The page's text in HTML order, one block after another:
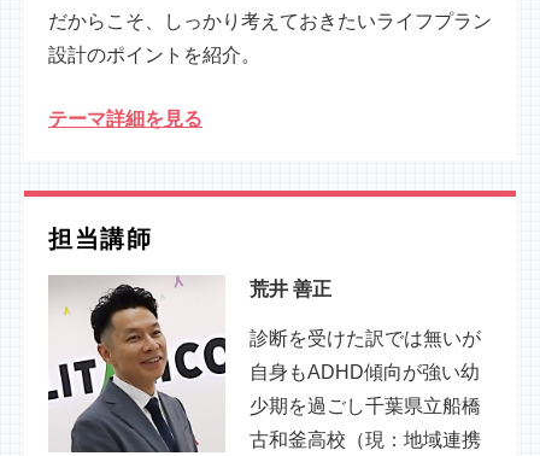
だからこそ、しっかり考えておきたいライフプラン
設計のポイントを紹介。
テーマ詳細を見る
担当講師
荒井 善正
診断を受けた訳では無いが
自身もADHD傾向が強い幼
少期を過ごし千葉県立船橋
古和釜高校（現：地域連携